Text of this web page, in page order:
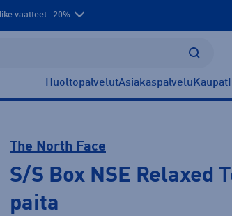
vaatteet -20%
HuoltopalvelutAsiakaspalvelu Kaupat
The North Face
S/S Box NSE Relaxed
paita